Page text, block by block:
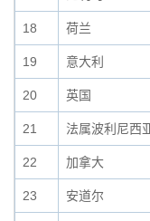
18 荷兰
19 意大利
20 英国
21 法属波利尼西
22 加拿大
23 安道尔